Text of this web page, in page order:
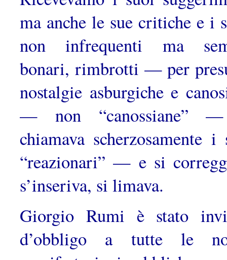
ma anche le sue critiche e i
non in­frequenti ma
bonari, rimbrotti — per
nostalgie asburgiche e
— non “canossiane”
chiamava scherzosamente i
“reazio­nari” — e si
s’inseriva, si limava.
Giorgio Rumi è stato
d’obbligo a tutte le